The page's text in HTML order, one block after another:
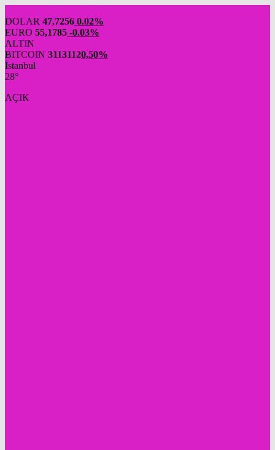
DOLAR 47,7256 0.02%
EURO 55,1785 -0.03%
ALTIN
BITCOIN 31131120,50%
İstanbul
28°
AÇIK